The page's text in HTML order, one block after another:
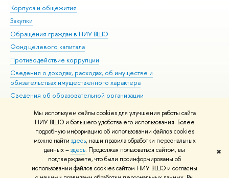
Мы используем файлы cookies для улучшения работы сайта
НИУ ВШЭ и большего удобства его использования. Более
подробную информацию об использовании файлов cookies
можно найти здесь, наши правила обработки персональных
данных –здесь. Продолжая пользоваться сайтом, вы
подтверждаете, что были проинформированы об
использовании файлов cookies сайтом НИУ ВШЭ и согласны
✖
Корпуса и общежития
Закупки
Обращения граждан в НИУ ВШЭ
Фонд целевого капитала
Противодействие коррупции
Сведения о доходах, расходах, об имуществе и
обязательствах имущественного характера
Сведения об образовательной организации
Людям с ограниченными возможностями здоровья
Единая платежная страница
Работа в Вышке
© НИУ ВШЭ 1993–2026 Адреса и контакты Условия использования